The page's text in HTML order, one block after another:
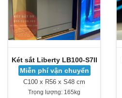
Két sắt Liberty LB100-S7II
Miễn phí vận chuyển
C100 x R56 x S48 cm
Trọng lượng: 165kg